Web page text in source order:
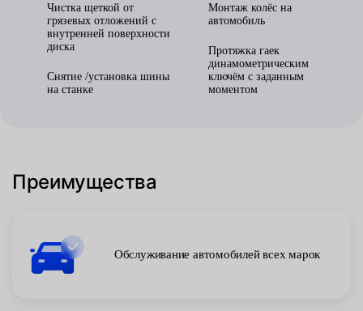
Чистка щеткой от
грязевых отложений с
внутренней поверхности
диска
Снятие /установка шины
на станке
Монтаж колёс на
автомобиль
Протяжка гаек
динамометрическим
ключём с заданным
моментом
Преимущества
Обслуживание автомобилей всех марок